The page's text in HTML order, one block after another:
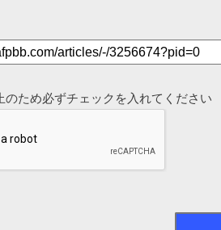
のため必ずチェックを入れてください